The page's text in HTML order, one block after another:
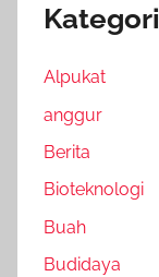
Kategori
Alpukat
anggur
Berita
Bioteknologi
Buah
Budidaya